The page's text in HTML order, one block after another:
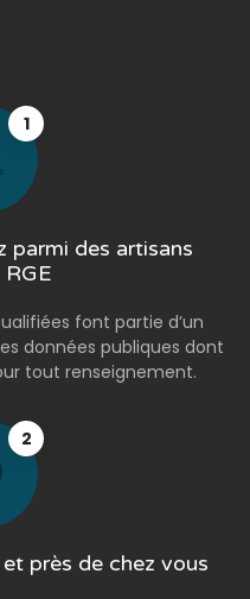
1
parmi des artisans
font partie d’un
données publiques dont
tout renseignement.
2
près de chez vous